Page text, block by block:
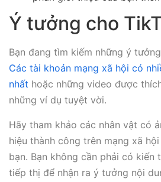
Ý tưởng cho
Bạn đang tìm kiếm những ý
Các tài khoản mạng xã hội có
nhất hoặc những video được
những ví dụ tuyệt vời.
Hãy tham khảo các nhân vật có
hiệu thành công trên mạng xã
bạn. Bạn không cần phải có kiến
tiếp thị để nhận ra ý tưởng nội